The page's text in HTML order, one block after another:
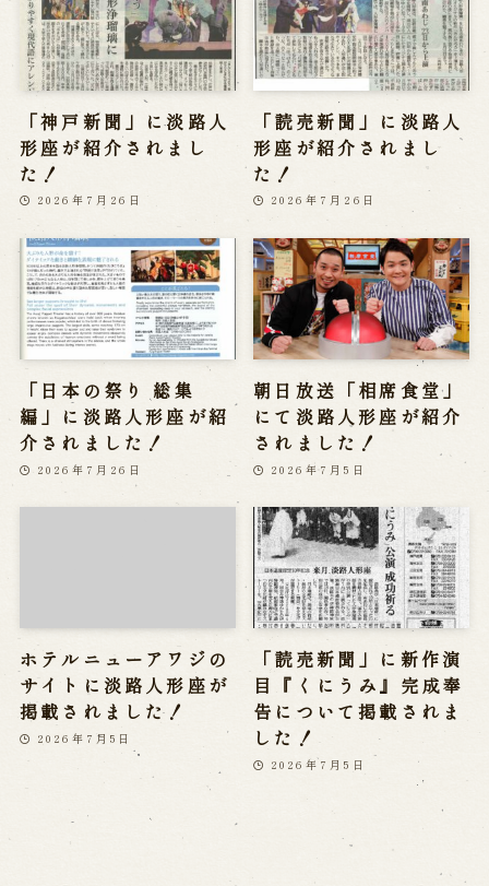
「神戸新聞」に淡路人
形座が紹介されまし
た！
2026年7月26日
「読売新聞」に淡路人
形座が紹介されまし
た！
2026年7月26日
「日本の祭り 総集
編」に淡路人形座が紹
介されました！
2026年7月26日
朝日放送「相席食堂」
にて淡路人形座が紹介
されました！
2026年7月5日
ホテルニューアワジの
サイトに淡路人形座が
掲載されました！
2026年7月5日
「読売新聞」に新作演
目『くにうみ』完成奉
告について掲載されま
した！
2026年7月5日